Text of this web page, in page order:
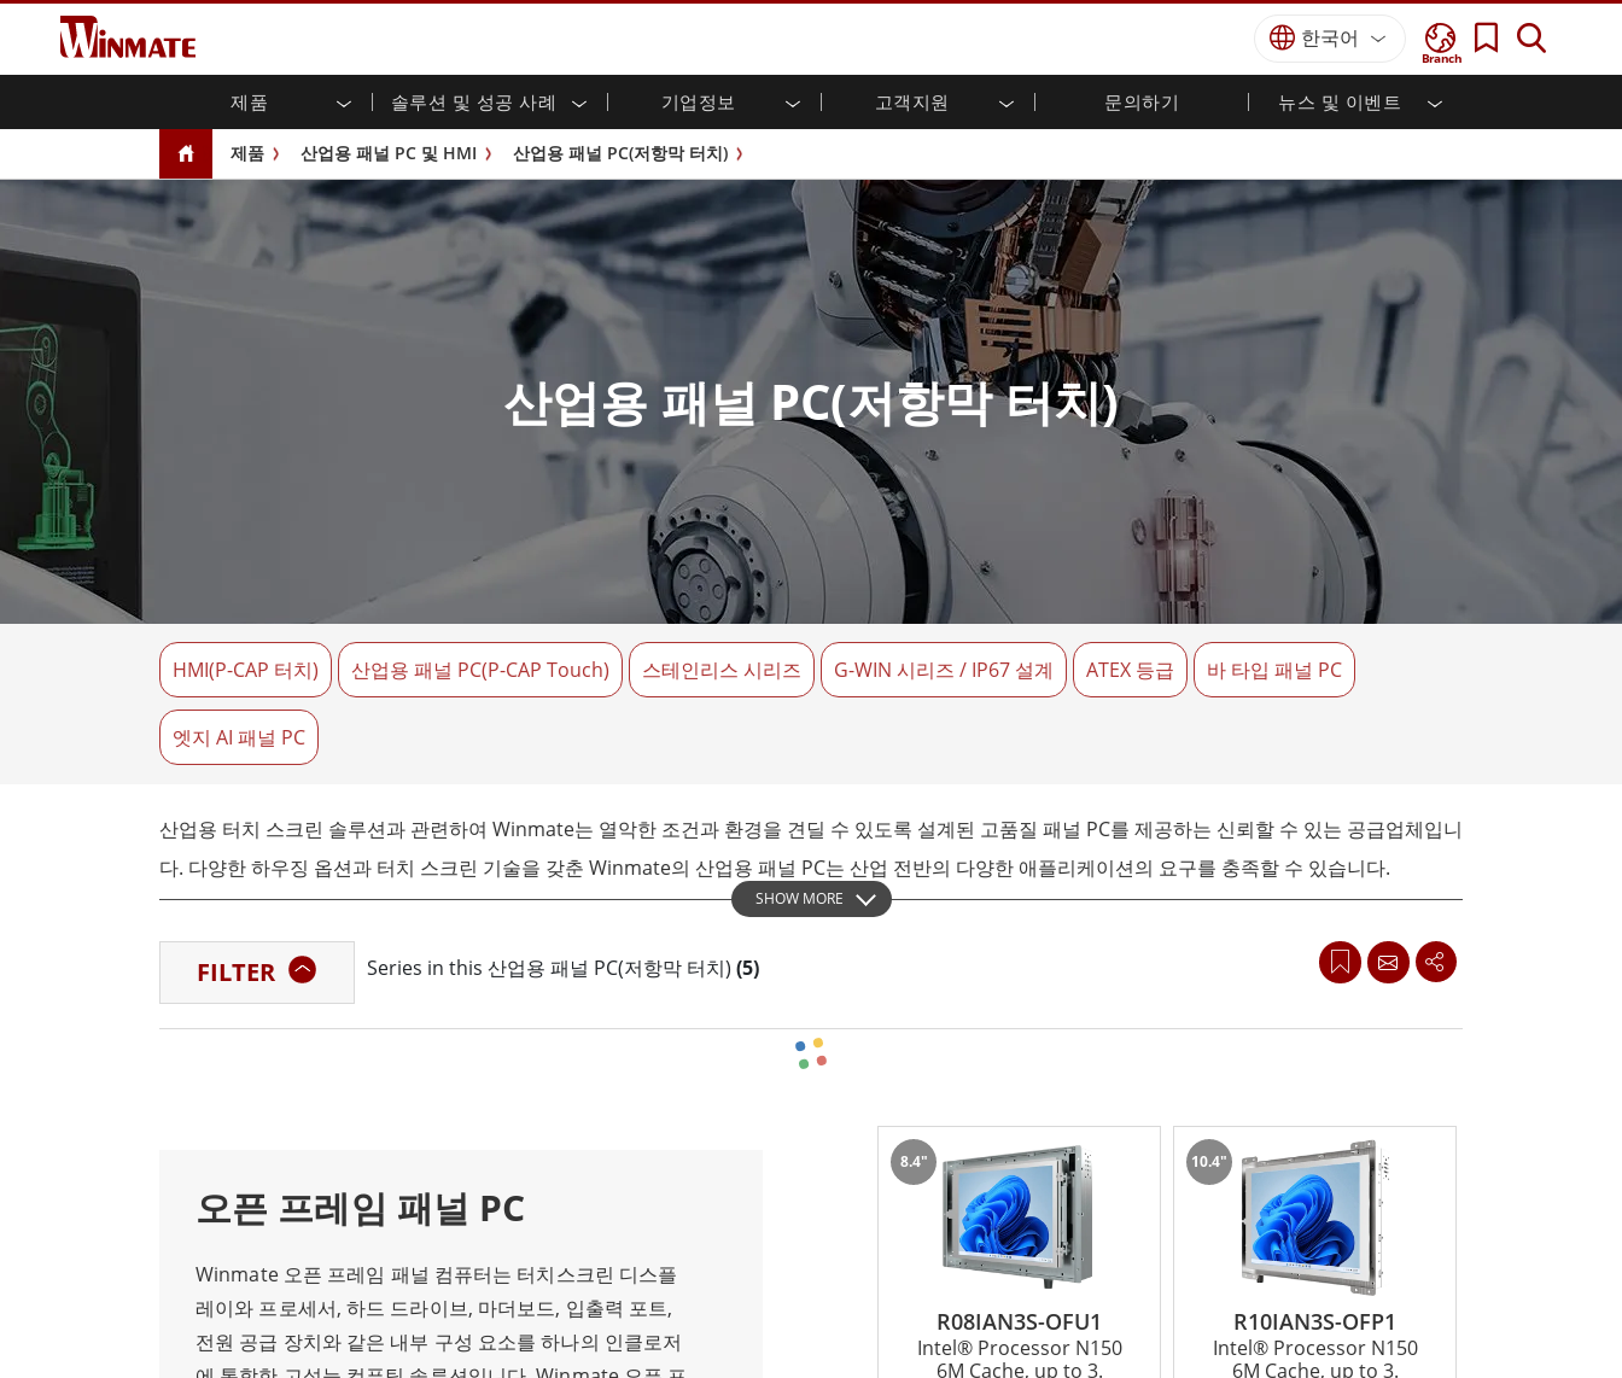
Branch
한국어
제품 솔루션 및 성공 사례 기업정보 고객지원 문의하기 뉴스 및 이벤트
엔터프라이즈 모빌리티
러기드 노트북
러기드 태블릿 컨트롤러
휴대용 컴퓨터
Windows 러기드 태블릿
산업용 디스플레이
멀티터치(P-CAP)
오픈 프레임
섀시
패널 마운트
전면 IP65
PoE 터치
USB Type-C
스테인리스 시리
실외 디스플레이
G-WIN 시리즈 /
IP67
후면 마운트
ATEX 등급
랙 마운트
바 유형 디스플레
OSD 박스
HMI(P-CAP 터치)
산업용 패널 PC(P-CAP Touch)
산업용 패널 PC(저항막 터치)
스테인리스 시리즈
G-WIN 시리즈 / IP67 설계
ATEX 등급
바 타입 패널 PC
엣지 AI 패널 PC
국방부 러기드 노트북
국방부 러기드 태블릿
디펜스 울트라 러기드 태블릿
디펜스 디스플레이 / NVIS 디스플레이
임베디드 컴퓨팅
박스 PC / 방수 러기드 PC IP65
라디오 게이트웨이
More
헬스케어 등급
의료용 러기드 태블릿
의료용 패널 PC
헬스케어 디스플레이
해양 등급
해양 패널 PC
해양 디스플레이
해양 임베디드 컴퓨터
견고한 로봇 컨트롤러
엣지 AI 모빌리티
로봇 컨트롤러
석유 및 가스, ATEX 등급
ATEX 등급 러기드 태블릿
ATEX 등급 내구성형 핸드헬드
ATEX 등급 패널 PC
AI 컴퓨터
엣지 AI 모빌리티
엣지 AI 패널 PC
엣지 AI 컴퓨팅
스테인리스 스틸 등급
스테인리스 스틸 패널 PC
스테인리스 스틸 디스플레이
견고한 로봇 컨트롤러 솔루션 AI 준비
농업
교통 식품 및 위생 산업
해양
공공 안전
IIoT 및 엣지 컴퓨팅 창고 및 물류
방어
지능형 로보틱스 시스템 헬스케어
재생 에너지
정부 헤비 듀티
성공 사례
Winmate에 대하여 투자자 관계
보증 다운로드 센터
마케팅 포털
파일 공유
새로운 제품 뉴스레터
무역 박람회 이벤트
유튜브 채널 VR 엑스포
인증／준수
핵심 기술
블로그
제품 산업용 패널 PC 및 HMI 산업용 패널 PC(저항막 터치)
산업용 패널 PC(저항막 터치)
HMI(P-CAP 터치) 산업용 패널 PC(P-CAP Touch) 스테인리스 시리즈 G-WIN 시리즈 / IP67 설계 ATEX 등급 바 타입 패널 PC
엣지 AI 패널 PC
산업용 터치 스크린 솔루션과 관련하여 Winmate는 열악한 조건과 환경을 견딜 수 있도록 설계된 고품질 패널 PC를 제공하는 신뢰할 수 있는 공급업체입니
다. 다양한 하우징 옵션과 터치 스크린 기술을 갖춘 Winmate의 산업용 패널 PC는 산업 전반의 다양한 애플리케이션의 요구를 충족할 수 있습니다.
스마트 공장, 운송 및 소매업 분야 또는 모니터링 및 제어 시스템의 일부로 Winmate의 패널 PC는 안정적이고 내구성 있는 솔루션을 제공할 수 있습니다. 당
사의 산업용 터치스크린 패널 컴퓨터는 충격, 습기, 물, 먼지를 견딜 수 있도록 제작되어 까다로운 환경에서 사용하기에 이상적입니다.
Winmate의 패널 컴퓨터는 다양한 화면 크기로 제공되며 처리 능력과 에너지 효율을 위한 다양한 옵션을 제공합니다. IP65 등급의 도어와 견고한 플러그 앤
일체형 패널 PC 외에도 운영 체제, 제어 회로, 전원 회로, 전체 I/O 지원은 물론 유연한 마운팅 옵션과 Winmate 특유의 견고한 빌드를 포함하는 차세대 HMI
도 제공합니다. 이러한 HMI는 차량 내 사용, 공급 관리, 키오스크 및 산업 제어 시스템을 포함한 다양한 애플리케이션에서 사용하기에 이상적입니다.
고품질 제품을 제공하기 위한 Winmate의 노력은 단순히 패널 PC를 제공하는 것 이상으로 확장됩니다. 또한 고객 만족을 최우선으로 생각하며 고객의 성공
을 보장하기 위해 탁월한 서비스와 지원을 제공합니다. 산업용 터치 스크린 솔루션과 특정 요구 사항을 충족할 수 있는 방법에 대해 자세히 알아보려면 지금
Winmate에 문의하세요.
SHOW MORE
FILTER Series in this 산업용 패널 PC(저항막 터치) (5)
오픈 프레임 패널 PC
Winmate 오픈 프레임 패널 컴퓨터는 터치스크린 디스플
레이와 프로세서, 하드 드라이브, 마더보드, 입출력 포트,
전원 공급 장치와 같은 내부 구성 요소를 하나의 인클로저
R08IAN3S-OFU1
8.4"
Intel® Processor N150
6M Cache, up to 3.
R10IAN3S-OFP1
10.4"
Intel® Processor N150
6M Cache, up to 3.